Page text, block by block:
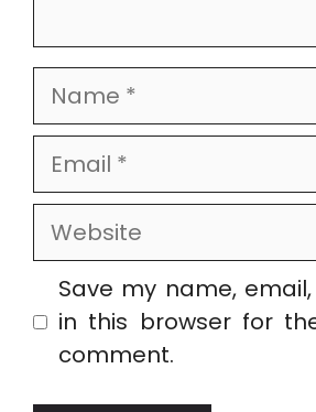
Name
Email
Website
Save my name,
in this browser for
comment.